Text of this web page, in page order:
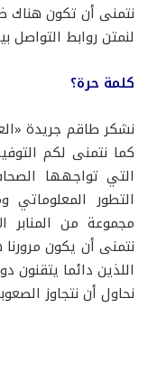
نتمنى أن تكون هناك
لنمتن روابط التواصل
كلمة حرة؟
نشكر طاقم جريدة
كما نتمنى لكم
التي تواجهها
التطور
مجموعة من المنابر
نتمنى أن يكون
اللذين دائما يتقنون
نحاول أن نتجاوز